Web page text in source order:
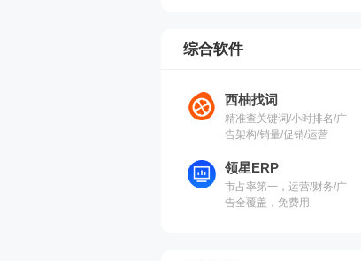
综合软件
西柚找词
精准查关键词/小时排名/广
告架构/销量/促销/运营
领星ERP
市占率第一，运营/财务/广
告全覆盖，免费用